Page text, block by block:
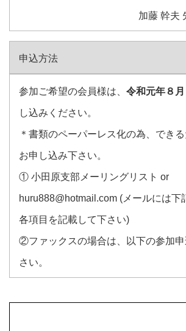
加藤 幹夫 先
申込方法
参加ご希望の会員様は、 令和元年８
し込みください。
＊書類のペーパーレス化の為、でき
お申し込み下さい。
① 小田原支部メーリングリスト or
huru888@hotmail.com (メールには下
各項目を記載して下さい)
②ファックスの場合は、以下の参加
さい。